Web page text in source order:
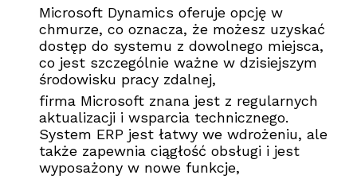
Microsoft Dynamics oferuje opcję w
chmurze, co oznacza, że możesz uzyskać
dostęp do systemu z dowolnego miejsca,
co jest szczególnie ważne w dzisiejszym
środowisku pracy zdalnej,
firma Microsoft znana jest z regularnych
aktualizacji i wsparcia technicznego.
System ERP jest łatwy we wdrożeniu, ale
także zapewnia ciągłość obsługi i jest
wyposażony w nowe funkcje,